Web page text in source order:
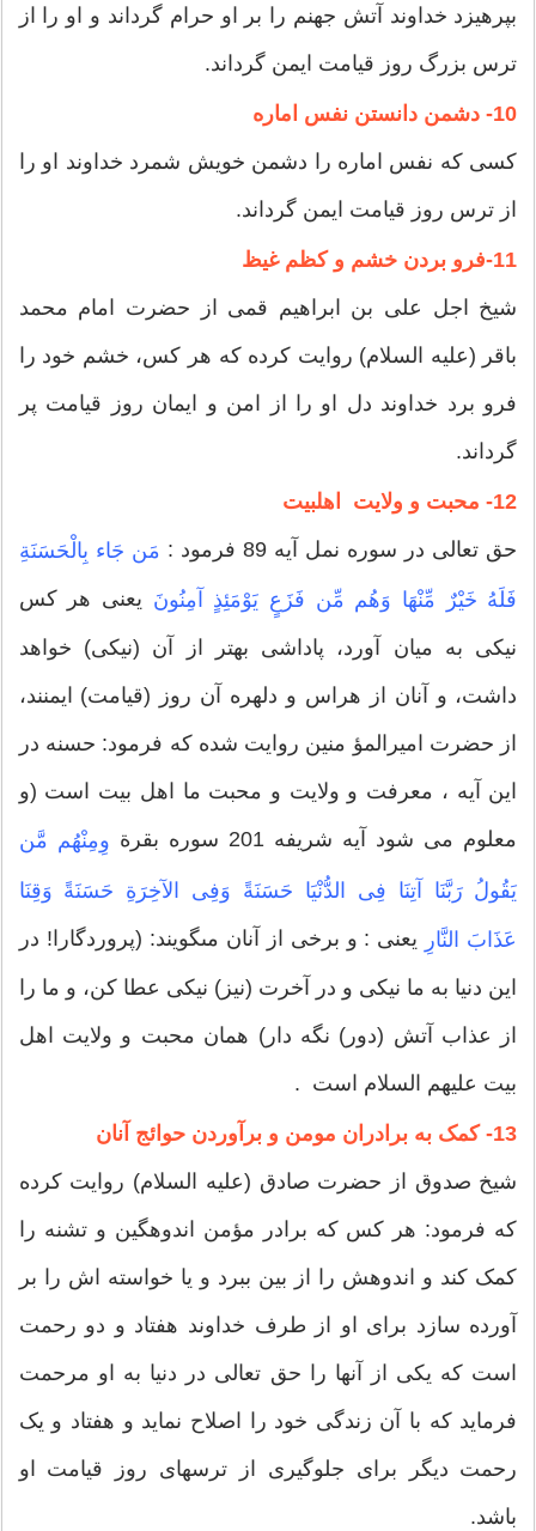
بپرهیزد خداوند آتش جهنم را بر او حرام گرداند و او را از
ترس بزرگ روز قیامت ایمن گرداند.
10- دشمن دانستن نفس اماره
کسى که نفس اماره را دشمن خویش شمرد خداوند او را
از ترس روز قیامت ایمن گرداند.
11-فرو بردن خشم و کظم غیظ
شیخ اجل على بن ابراهیم قمى از حضرت امام محمد
باقر (علیه السلام) روایت کرده که هر کس، خشم خود را
فرو برد خداوند دل او را از امن و ایمان روز قیامت پر
گرداند.
12- محبت و ولایت اهلبیت
حق تعالى در سوره نمل آیه 89 فرمود :
مَن جَاء بِالْحَسَنَةِ
فَلَهُ خَیْرٌ مِّنْهَا وَهُم مِّن فَزَعٍ یَوْمَئِذٍ آمِنُونَ یعنی هر كس
نیكى به میان آورد، پاداشى بهتر از آن (نیکی) خواهد
داشت‏، و آنان از هراس و دلهره آن روز (قیامت) ایمنند،
از حضرت امیرالمؤ منین روایت شده که فرمود: حسنه در
این آیه ، معرفت و ولایت و محبت ما اهل بیت است (و
معلوم می شود آیه شریفه 201 سوره بقرة
وِمِنْهُم مَّن
یَقُولُ رَبَّنَا آتِنَا فِی الدُّنْیَا حَسَنَةً وَفِی الآخِرَةِ حَسَنَةً وَقِنَا
عَذَابَ النَّارِ یعنی : و برخى از آنان مى‏گویند: (پروردگارا! در
این دنیا به ما نیكى و در آخرت (نیز) نیكى عطا كن‏، و ما را
از عذاب آتش (دور) نگه دار) همان محبت و ولایت اهل
بیت علیهم السلام است .
13- کمک به برادران مومن و برآوردن حوائج آنان
شیخ صدوق از حضرت صادق (علیه السلام) روایت کرده
که فرمود: هر کس که برادر مؤمن اندوهگین و تشنه را
کمک کند و اندوهش را از بین ببرد و یا خواسته اش را بر
آورده سازد براى او از طرف خداوند هفتاد و دو رحمت
است که یکى از آنها را حق تعالى در دنیا به او مرحمت
فرماید که با آن زندگى خود را اصلاح نماید و هفتاد و یک
رحمت دیگر براى جلوگیرى از ترسهاى روز قیامت او
باشد.